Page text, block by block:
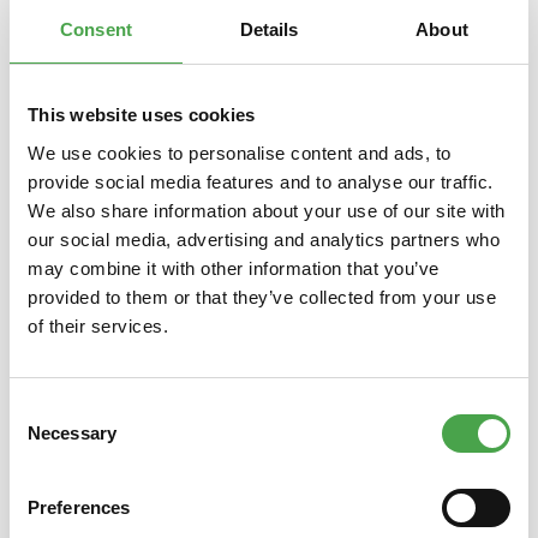
Consent Details About
This website uses cookies
We use cookies to personalise content and ads, to
provide social media features and to analyse our traffic.
We also share information about your use of our site with
our social media, advertising and analytics partners who
may combine it with other information that you’ve
provided to them or that they’ve collected from your use
of their services.
Selection
Necessary
Preferences
Produktgalerie überspringen